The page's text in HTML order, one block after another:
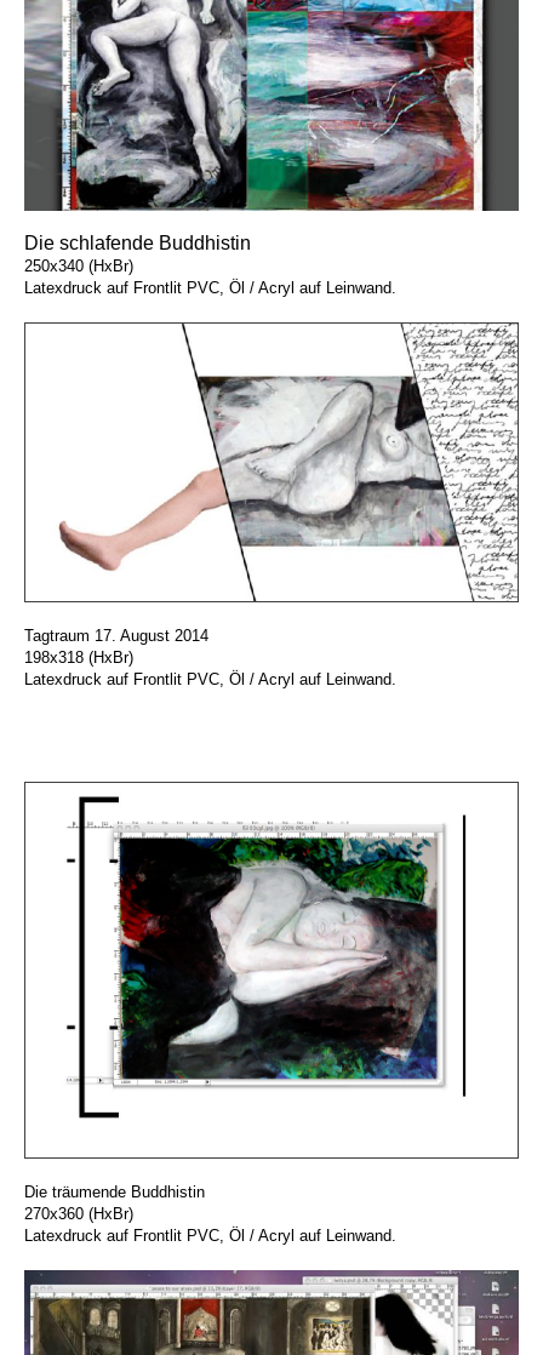
Die schlafende Buddhistin
250x340 (HxBr)
Latexdruck auf Frontlit PVC, Öl / Acryl auf Leinwand.
Tagtraum 17. August 2014
198x318 (HxBr)
Latexdruck auf Frontlit PVC, Öl / Acryl auf Leinwand.
Die träumende Buddhistin
270x360 (HxBr)
Latexdruck auf Frontlit PVC, Öl / Acryl auf Leinwand.